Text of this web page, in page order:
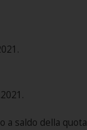
saldo della